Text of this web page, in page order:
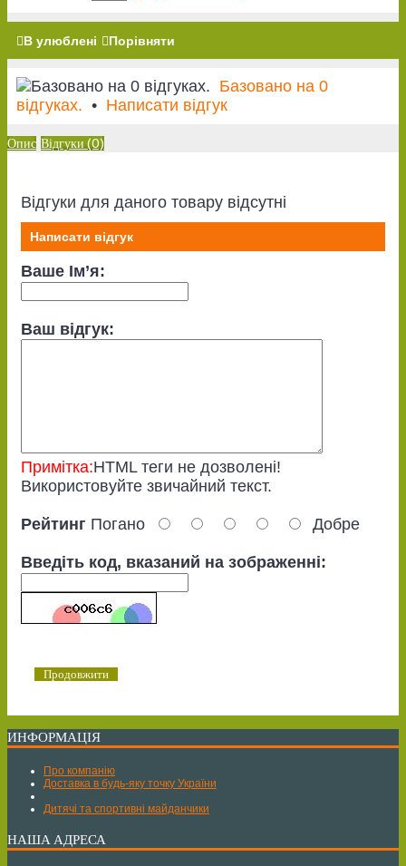
В улюблені Порівняти
Базовано на 0
відгуках. • Написати відгук
Опис Відгуки (0)
Відгуки для даного товару відсутні
Написати відгук
Ваше Ім’я:
Ваш відгук:
Примітка:HTML теги не дозволені!
Використовуйте звичайний текст.
Рейтинг Погано Добре
Введіть код, вказаний на зображенні:
Продовжити
ИНФОРМАЦІЯ
Про компанію
Доставка в будь-яку точку України
Дитячі та спортивні майданчики
НАША АДРЕСА